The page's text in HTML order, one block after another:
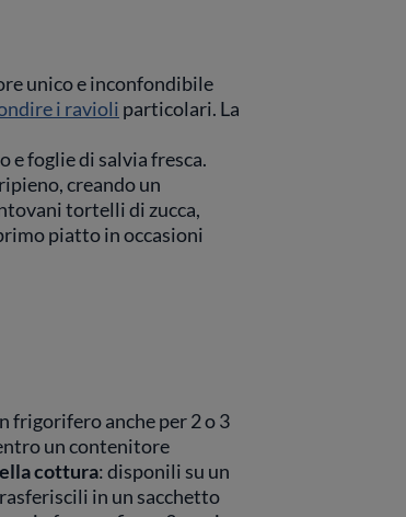
unico e inconfondibile
i ravioli particolari. La
e foglie di salvia fresca.
creando un
tortelli di zucca,
piatto in occasioni
frigorifero anche per 2 o 3
un contenitore
cottura: disponili su un
in un sacchetto